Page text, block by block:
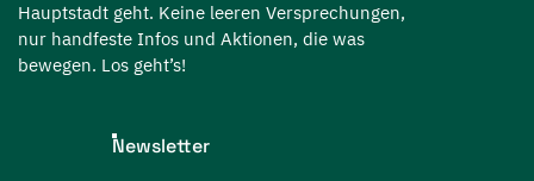
Hauptstadt geht. Keine leeren Versprechungen,
nur handfeste Infos und Aktionen, die was
bewegen. Los geht’s!
Newsletter